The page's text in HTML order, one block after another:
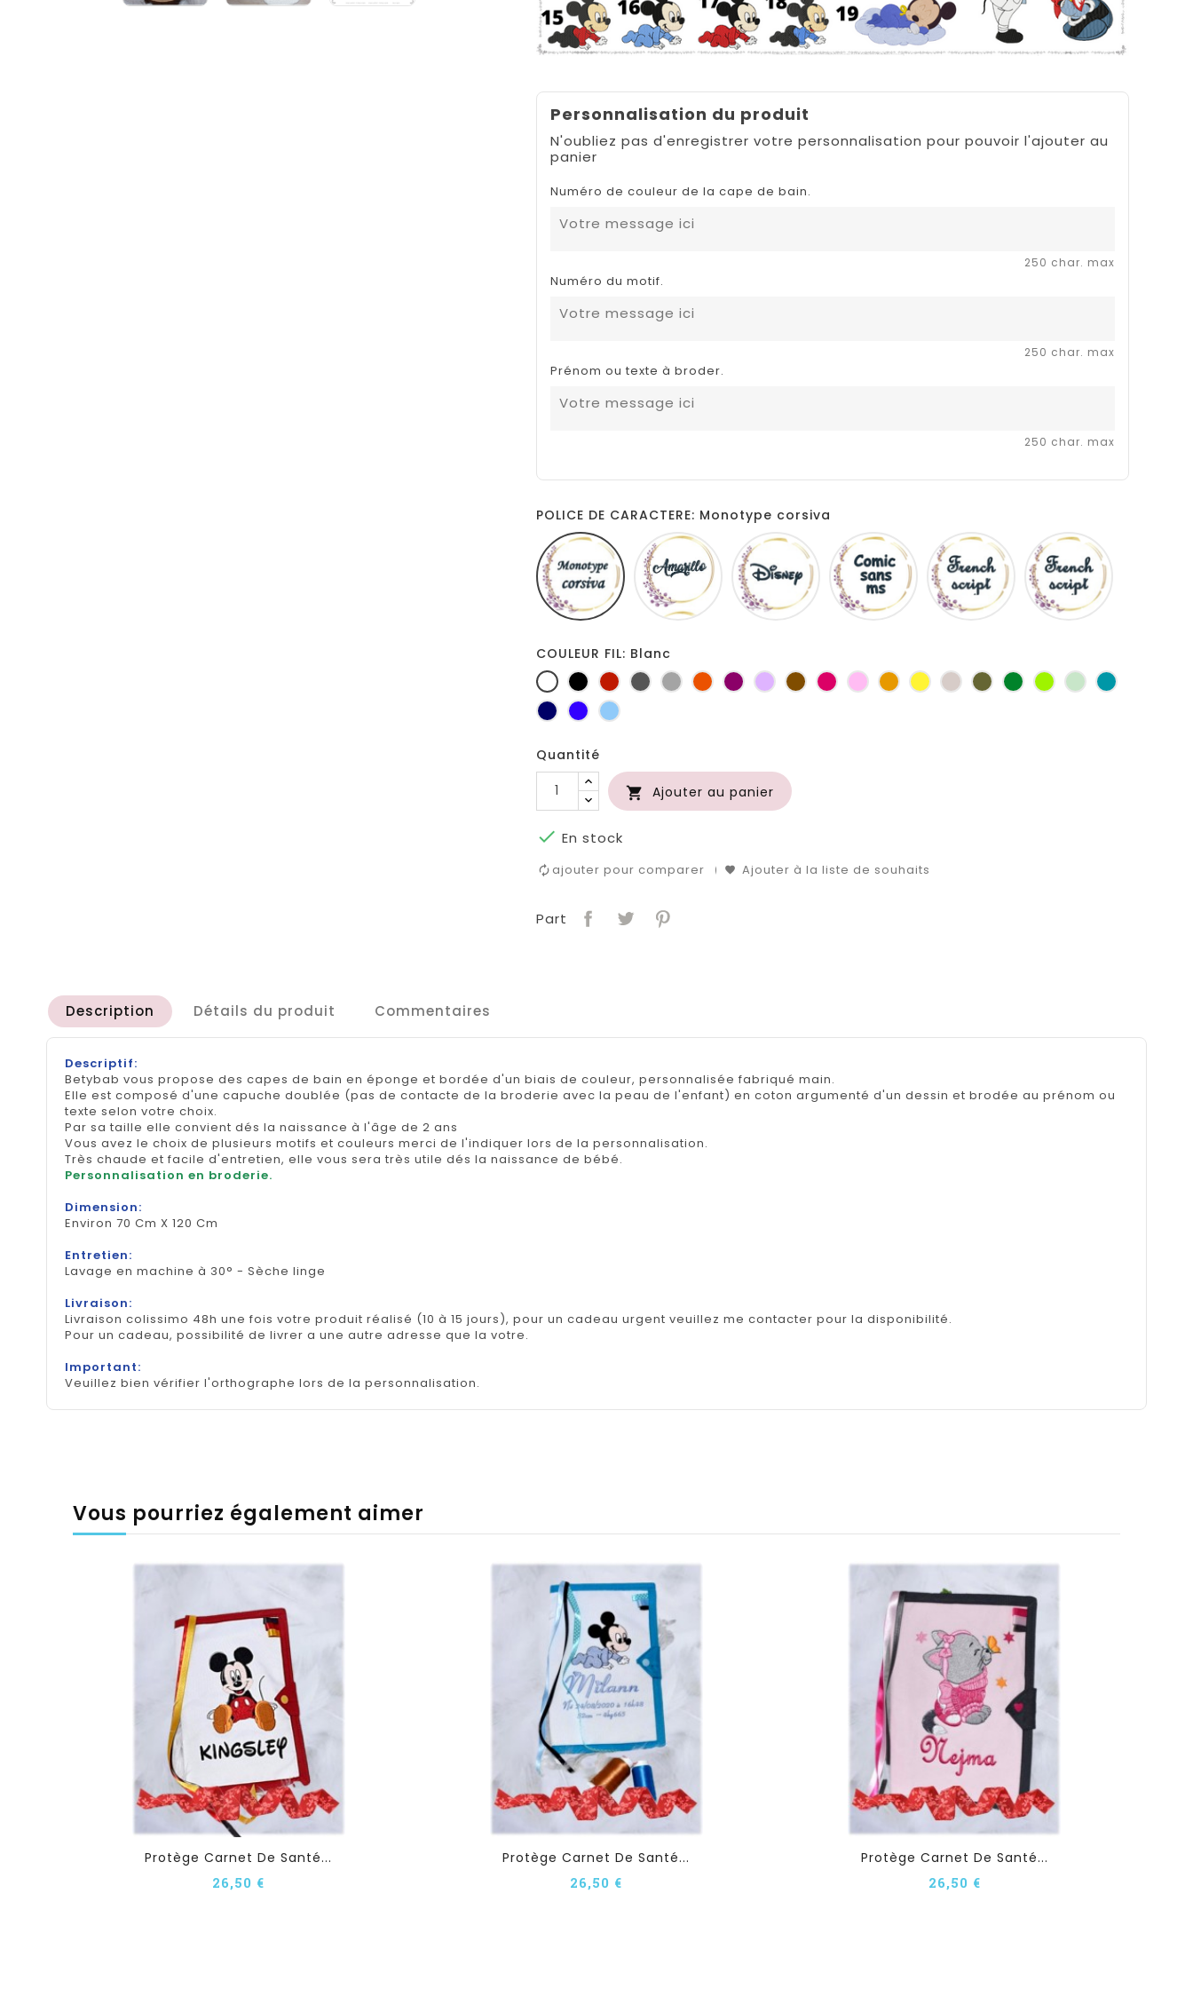
Personnalisation du produit
N'oubliez pas d'enregistrer votre personnalisation pour pouvoir l'ajouter au
panier
Numéro de couleur de la cape de bain.
250 char. max
Numéro du motif.
250 char. max
Prénom ou texte à broder.
250 char. max
POLICE DE CARACTERE: Monotype corsiva
Monotype
corsiva
Amarillo Disney
Comic
sans
ms
French
script
COULEUR FIL: Blanc
BlancNoir RougeGris
foncé
Gris
clair
Orange
PruneLilasMarronFuchsia
RoseJaune
d'or
jauneFicelleKaki Vert
bouteille
Anis Vert
d'eau
Turquoise
MarineBleu
roi
Bleu
Quantité
 Ajouter au panier
 En stock
ajouter pour comparer Ajouter à la liste de souhaits
Part
Description Détails du produit Commentaires
Descriptif:
Betybab vous propose des capes de bain en éponge et bordée d'un biais de couleur, personnalisée fabriqué main.
Elle est composé d'une capuche doublée (pas de contacte de la broderie avec la peau de l'enfant) en coton argumenté d'un dessin et brodée au prénom ou
texte selon votre choix.
Par sa taille elle convient dés la naissance à l'âge de 2 ans
Vous avez le choix de plusieurs motifs et couleurs merci de l'indiquer lors de la personnalisation.
Très chaude et facile d'entretien, elle vous sera très utile dés la naissance de bébé.
Personnalisation en broderie.
Dimension:
Environ 70 Cm X 120 Cm
Entretien:
Lavage en machine à 30° - Sèche linge
Livraison:
Livraison colissimo 48h une fois votre produit réalisé (10 à 15 jours), pour un cadeau urgent veuillez me contacter pour la disponibilité.
Pour un cadeau, possibilité de livrer a une autre adresse que la votre.
Important:
Veuillez bien vérifier l'orthographe lors de la personnalisation.
Vous pourriez également aimer
Protège Carnet De Santé...
26,50 €
Protège Carnet De Santé...
26,50 €
Protège Carnet De Santé...
26,50 €